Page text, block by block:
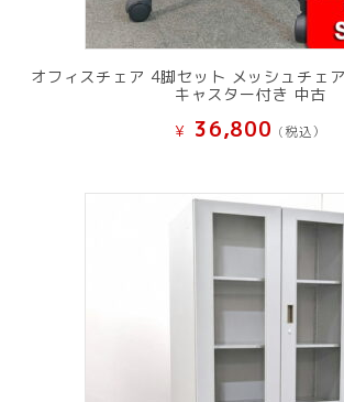
オフィスチェア 4脚セット メッシュチェ
キャスター付き 中古
¥ 36,800 (税込）